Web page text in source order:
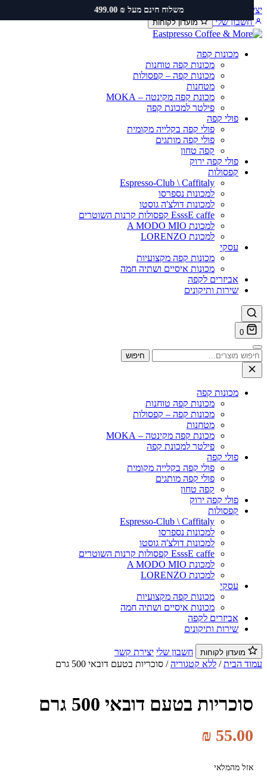
משלוח חינם מעל ₪ 499.00 קשר שירות ותיקונים תקנון משלוחים
חשבון שלי
מועדון לקוחות
מכונות קפה
מכונות קפה טוחנות
מכונות קפה – קפסולות
מטחנות
מכונת קפה מקינטה – MOKA
פילטר למכונת קפה
פולי קפה
פולי קפה בקלייה מקומית
פולי קפה מותגים
קפה טחון
פולי קפה ירוק
קפסולות
Espresso-Club \ Caffitaly
למכונות נספרסו
למכונות דולצ'ה גוסטו
EsssE caffe קפסולות קרנות השוטרים
למכונת A MODO MIO
למכונת LORENZO
עסקי
מכונות קפה מקצועיות
מכונות איסיים ושתיה חמה
אביזרים לקפה
שירות ותיקונים
0
חיפוש
מכונות קפה
מכונות קפה טוחנות
מכונות קפה – קפסולות
מטחנות
מכונת קפה מקינטה – MOKA
פילטר למכונת קפה
פולי קפה
פולי קפה בקלייה מקומית
פולי קפה מותגים
קפה טחון
פולי קפה ירוק
קפסולות
Espresso-Club \ Caffitaly
למכונות נספרסו
למכונות דולצ'ה גוסטו
EsssE caffe קפסולות קרנות השוטרים
למכונת A MODO MIO
למכונת LORENZO
עסקי
מכונות קפה מקצועיות
מכונות איסיים ושתיה חמה
אביזרים לקפה
שירות ותיקונים
חשבון שלי יצירת קשר
הבית/ללא קטגוריה/ סוכריות בטעם דובאי 500 גרם
סוכריות בטעם דובאי 500 גרם
₪55.00
אזל מהמלאי